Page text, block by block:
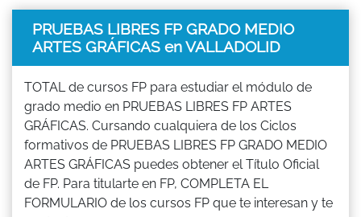
PRUEBAS LIBRES FP GRADO MEDIO
ARTES GRÁFICAS en VALLADOLID
TOTAL de cursos FP para estudiar el módulo de
grado medio en PRUEBAS LIBRES FP ARTES
GRÁFICAS. Cursando cualquiera de los Ciclos
formativos de PRUEBAS LIBRES FP GRADO MEDIO
ARTES GRÁFICAS puedes obtener el Título Oficial
de FP. Para titularte en FP, COMPLETA EL
FORMULARIO de los cursos FP que te interesan y te